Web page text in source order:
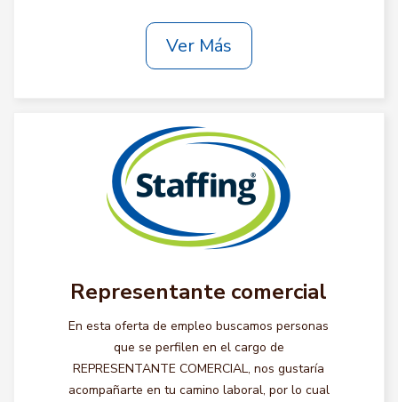
Ver Más
Representante comercial
En esta oferta de empleo buscamos personas
que se perfilen en el cargo de
REPRESENTANTE COMERCIAL, nos gustaría
acompañarte en tu camino laboral, por lo cual